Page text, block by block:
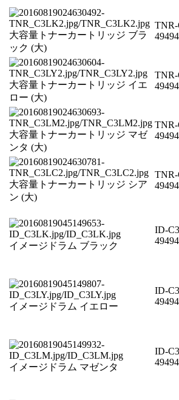
大容量トナーカートリッジ ブラ
ック (大)
大容量トナーカートリッジ イエ
ロー (大)
大容量トナーカートリッジ マゼ
ンタ (大)
大容量トナーカートリッジ シア
ン (大)
イメージドラム ブラック
ID-
イメージドラム イエロー
ID-
イメージドラム マゼンタ
ID-